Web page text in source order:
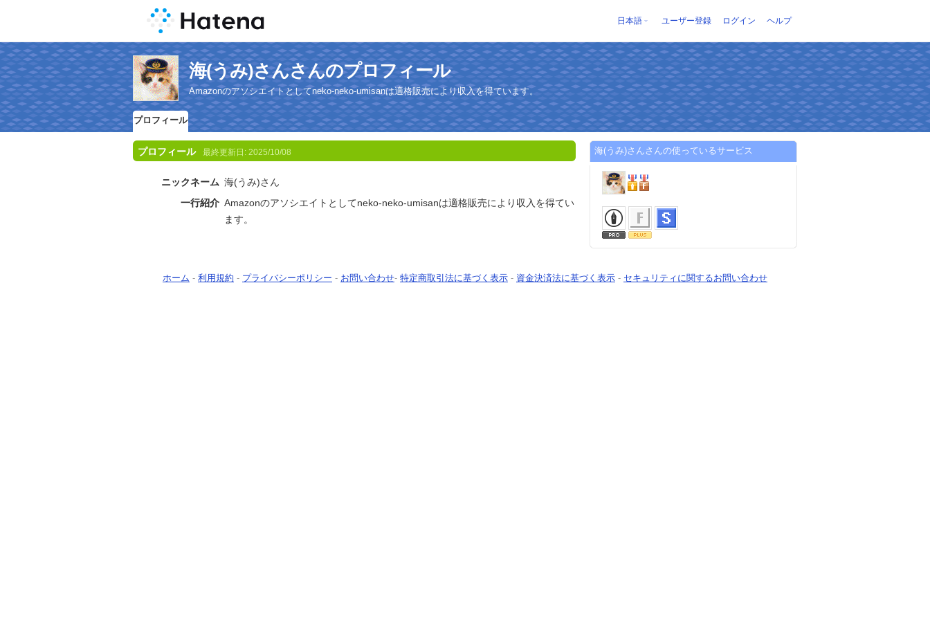
日本語 ユーザー登録 ログイン ヘルプ
海(うみ)さんさんのプロフィール
Amazonのアソシエイトとしてneko-neko-umisanは適格販売により収入を得ています。
プロフィール
プロフィール 最終更新日: 2025/10/08
ニックネーム 海(うみ)さん
一行紹介 Amazonのアソシエイトとしてneko-neko-umisanは適格販売により収入を得てい
ます。
海(うみ)さんさんの使っているサービス
ホーム - 利用規約 - プライバシーポリシー - お問い合わせ- 特定商取引法に基づく表示 - 資金決済法に基づく表示 - セキュリティに関するお問い合わせ